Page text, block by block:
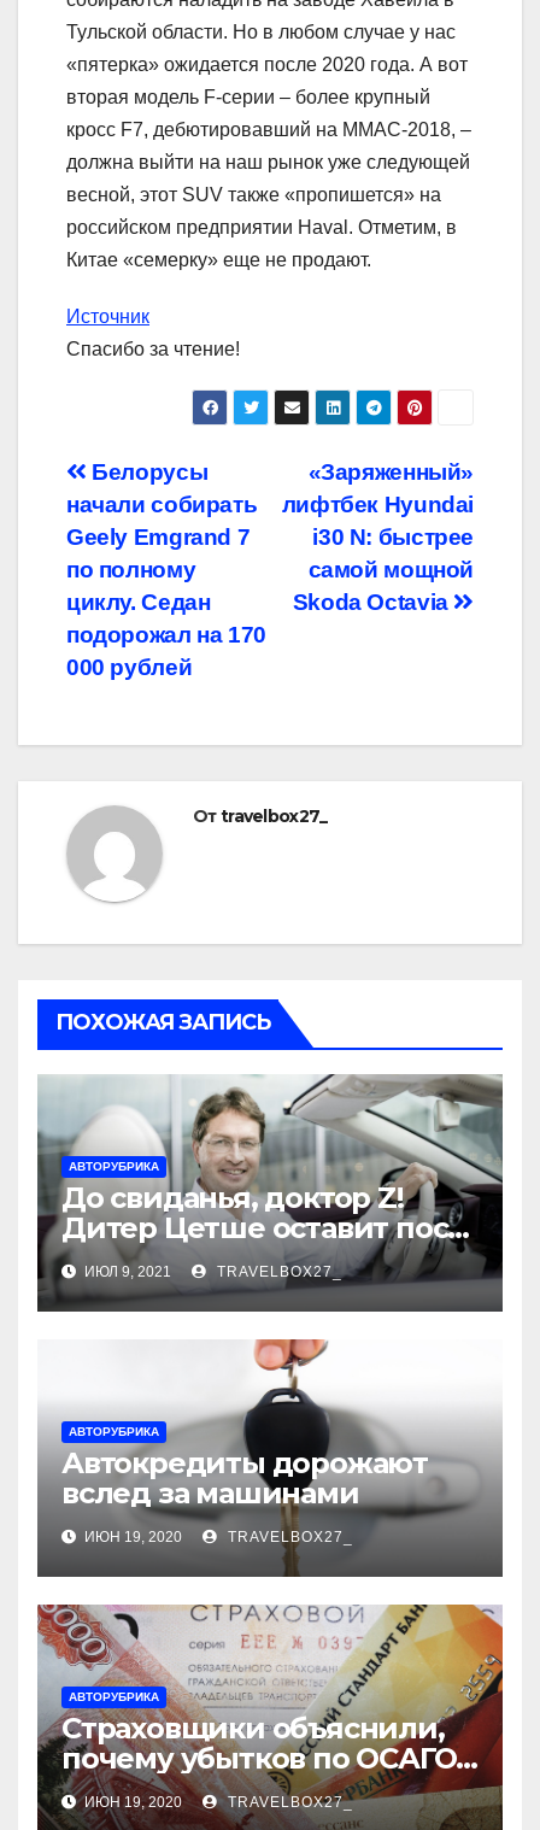
Тульской области. Но в любом случае у нас
«пятерка» ожидается после 2020 года. А вот
вторая модель F-серии – более крупный
кросс F7, дебютировавший на ММАС-2018, –
должна выйти на наш рынок уже следующей
весной, этот SUV также «пропишется» на
российском предприятии Haval. Отметим, в
Китае «семерку» еще не продают.
Источник
Спасибо за чтение!
Навигация
по
записям
«Заряженный»
лифтбек Hyundai
i30 N: быстрее
самой мощной
Skoda Octavia
Белорусы
начали собирать
Geely Emgrand 7
по полному
циклу. Седан
подорожал на 170
000 рублей
Отtravelbox27_
ПОХОЖАЯ ЗАПИСЬ
АВТОРУБРИКА
До свиданья, доктор Z!
Дитер Цетше оставит пост
главы концерна Daimler
ИЮЛ 9, 2021 TRAVELBOX27_
АВТОРУБРИКА
Автокредиты дорожают
вслед за машинами
ИЮН 19, 2020 TRAVELBOX27_
АВТОРУБРИКА
Страховщики объяснили,
почему убытков по ОСАГО
стало меньше
ИЮН 19, 2020 TRAVELBOX27_